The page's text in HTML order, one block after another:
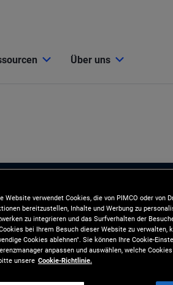
Über uns
Website verwendet Cookies, die von PIMCO oder
bereitzustellen, Inhalte und Werbung zu
zu integrieren und das Surfverhalten der
bei Ihrem Besuch dieser Website zu
Cookies ablehnen". Sie können Ihre Cookie-
anpassen und auswählen, welche
unsere Cookie-Richtlinie.